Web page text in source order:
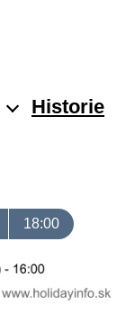
Historie
18:00